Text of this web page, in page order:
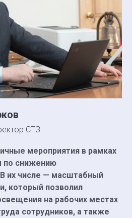
мероприятия в рамках
по снижению
их числе — масштабный
который позволил
на рабочих местах
сотрудников, а также
СТЗ